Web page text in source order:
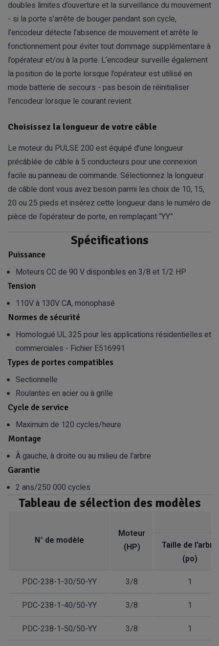
doubles limites d’ouverture et la surveillance du mouvement
- si la porte s’arrête de bouger pendant son cycle,
l’encodeur détecte l’absence de mouvement et arrête le
fonctionnement pour éviter tout dommage supplémentaire à
l’opérateur et/ou à la porte. L’encodeur surveille également
la position de la porte lorsque l’opérateur est utilisé en
mode batterie de secours - pas besoin de réinitialiser
l’encodeur lorsque le courant revient.
Choisissez la longueur de votre câble
Le moteur du PULSE 200 est équipé d’une longueur
précâblée de câble à 5 conducteurs pour une connexion
facile au panneau de commande. Sélectionnez la longueur
de câble dont vous avez besoin parmi les choix de 10, 15,
20 ou 25 pieds et insérez cette longueur dans le numéro de
pièce de l’opérateur de porte, en remplaçant “YY”.
Spécifications
Puissance
Moteurs CC de 90 V disponibles en 3/8 et 1/2 HP
Tension
110V à 130V CA, monophasé
Normes de sécurité
Homologué UL 325 pour les applications résidentielles et
commerciales - Fichier E516991
Types de portes compatibles
Sectionnelle
Roulantes en acier ou à grille
Cycle de service
Maximum de 120 cycles/heure
Montage
À gauche, à droite ou au milieu de l’arbre
Garantie
2 ans/250 000 cycles
Tableau de sélection des modèles
N° de modèle
Moteur
(HP)
Taille de l'arbre
(po)
PDC-238-1-30/50-YY
3/8
1
PDC-238-1-40/50-YY
3/8
1
PDC-238-1-50/50-YY
3/8
1